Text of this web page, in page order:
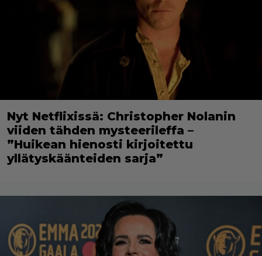
Nyt Netflixissä: Christopher Nolanin
viiden tähden mysteerileffa –
”Huikean hienosti kirjoitettu
yllätyskäänteiden sarja”